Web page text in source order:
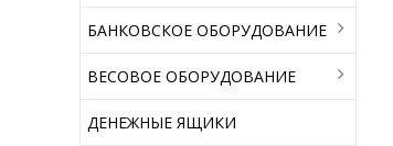
БАНКОВСКОЕ ОБОРУДОВАНИЕ
ВЕСОВОЕ ОБОРУДОВАНИЕ
ДЕНЕЖНЫЕ ЯЩИКИ